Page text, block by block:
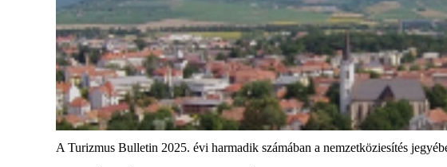
A Turizmus Bulletin 2025. évi harmadik számában a nemzetköziesítés